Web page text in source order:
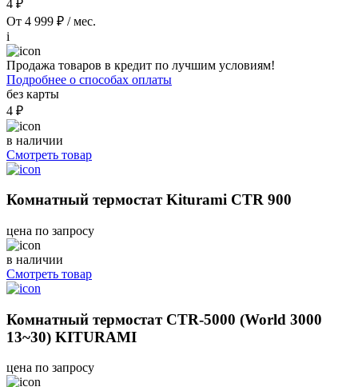
4 ₽
От 4 999 ₽ / мес.
i
Продажа товаров в кредит по лучшим условиям!
Подробнее о способах оплаты
без карты
4 ₽
в наличии
Смотреть товар
Комнатный термостат Kiturami CTR 900
цена по запросу
в наличии
Смотреть товар
Комнатный термостат CTR-5000 (World 3000
13~30) KITURAMI
цена по запросу